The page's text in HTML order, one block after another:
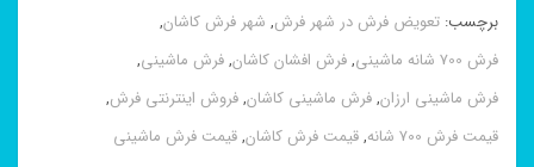
۸
رنگ
کاشان
۷۰۰
برچسب: تعویض فرش در شهر فرش, شهر فرش کاشان,
فرش 700 شانه ماشینی
,فرش افشان کاشان,فرش ماشینی,
فرش ماشینی ارزان,فرش ماشینی کاشان,فروش اینترنتی فرش,
قیمت فرش 700 شانه
,قیمت فرش کاشان,قیمت فرش ماشینی